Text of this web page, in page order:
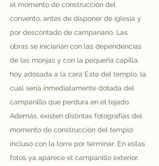
el momento de construcción del
convento, antes de disponer de iglesia y
por descontado de campanario. Las
obras se iniciarían con las dependencias
de las monjas y con la pequeña capilla,
hoy adosada a la cara Este del templo, la
cual sería inmediatamente dotada del
campanillo que perdura en el tejado.
Además, existen distintas fotografías del
momento de construcción del templo
incluso con la torre por terminar. En estas
fotos ya aparece el campanillo exterior,